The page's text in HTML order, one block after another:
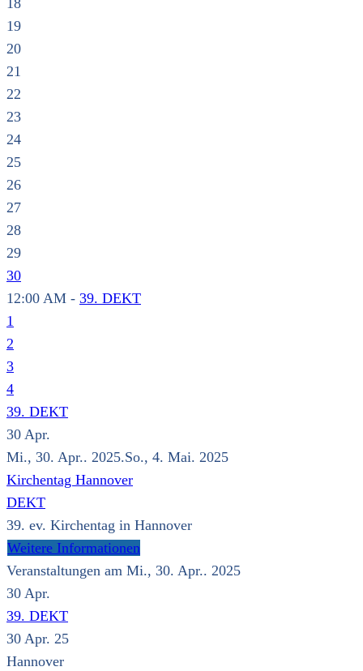
18
19
20
21
22
23
24
25
26
27
28
29
30
12:00 AM - 39. DEKT
1
2
3
4
39. DEKT
30 Apr.
Mi., 30. Apr.. 2025.So., 4. Mai. 2025
Kirchentag Hannover
DEKT
39. ev. Kirchentag in Hannover
Weitere Informationen
Veranstaltungen am Mi., 30. Apr.. 2025
30 Apr.
39. DEKT
30 Apr. 25
Hannover